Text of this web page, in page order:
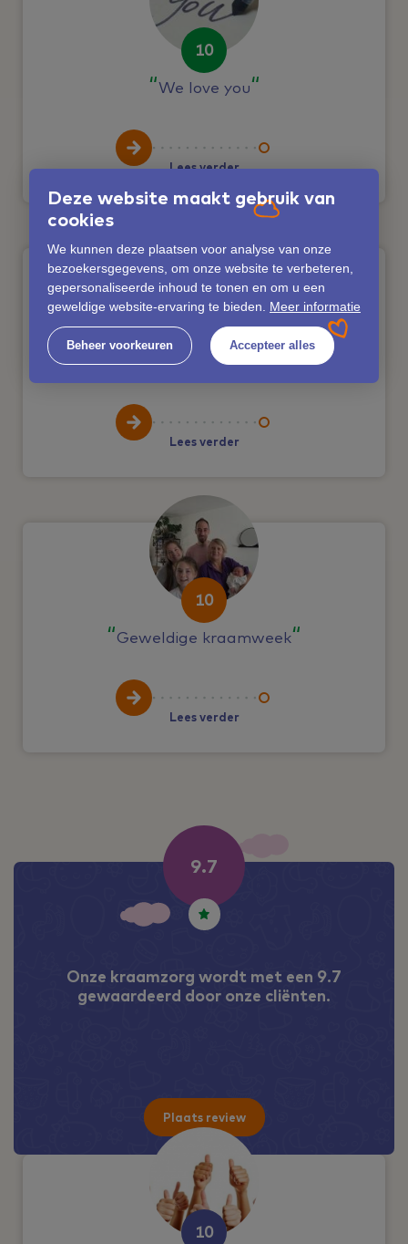
Deze website maakt gebruik van
cookies
We kunnen deze plaatsen voor analyse van onze
bezoekersgegevens, om onze website te verbeteren,
gepersonaliseerde inhoud te tonen en om u een
geweldige website-ervaring te bieden. Meer informatie
Beheer voorkeuren Accepteer alles
10
We love you
Lees verder
Een "langverloren" familielid
Lees verder
10
Geweldige kraamweek
Lees verder
Onze kraamzorg wordt met een 9.7
gewaardeerd door onze cliënten.
Plaats review
10